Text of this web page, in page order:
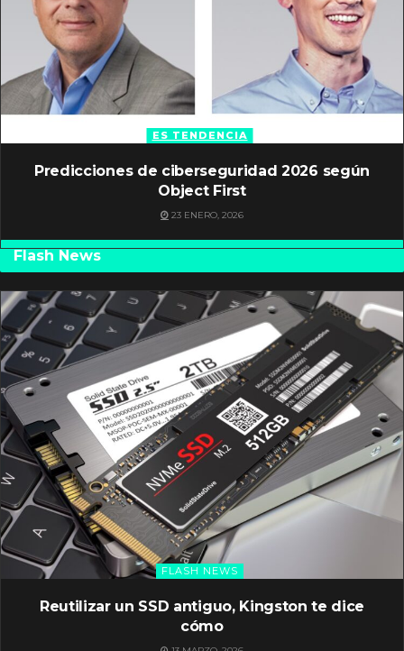
ES TENDENCIA
Predicciones de ciberseguridad 2026 según
Object First
23 ENERO, 2026
Flash News
FLASH NEWS
Reutilizar un SSD antiguo, Kingston te dice
cómo